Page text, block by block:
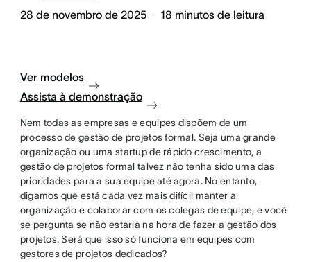
28 de novembro de 2025 18 minutos de leitura
Ver modelos
Assista à demonstração
Nem todas as empresas e equipes dispõem de um
processo de gestão de projetos formal. Seja uma grande
organização ou uma startup de rápido crescimento, a
gestão de projetos formal talvez não tenha sido uma das
prioridades para a sua equipe até agora. No entanto,
digamos que está cada vez mais difícil manter a
organização e colaborar com os colegas de equipe, e você
se pergunta se não estaria na hora de fazer a gestão dos
projetos. Será que isso só funciona em equipes com
gestores de projetos dedicados?